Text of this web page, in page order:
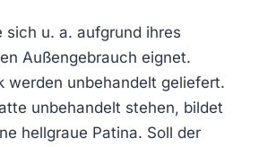
u. a. aufgrund ihres
Außengebrauch eignet.
werden unbehandelt geliefert.
unbehandelt stehen, bildet
hellgraue Patina. Soll der